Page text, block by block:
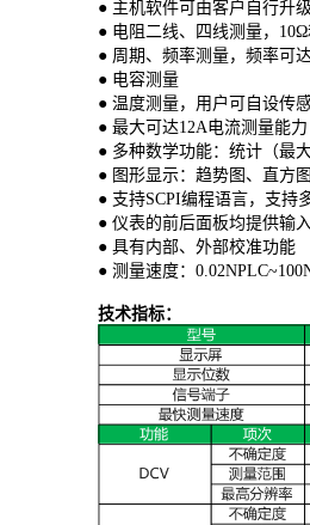
● 主机软件可由客户自行升级
● 电阻二线、四线测量，
● 周期、频率测量，频率可
● 电容测量
● 温度测量，用户可自设传
● 最大可达12A电流测量能力
● 多种数学功能：统计（最
● 图形显示：趋势图、直方
● 支持SCPI编程语言，支持
● 仪表的前后面板均提供输
● 具有内部、外部校准功能
● 测量速度：
技术指标：